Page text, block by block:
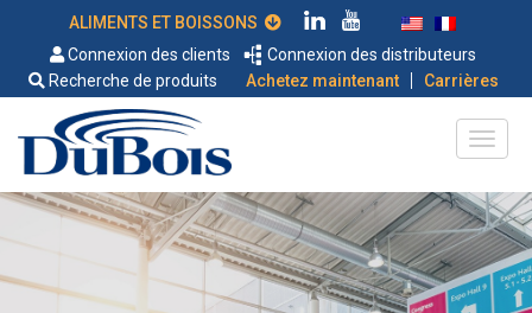
Connexion des clients
Connexion des distributeurs
Recherche de produits
Achetez maintenant | Carrières